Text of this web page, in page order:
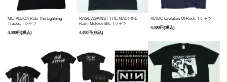
METALLICA Ride The Lightning
Tracks, Tシャツ
4,480円(税込)
RAGE AGAINST THE MACHINE
Ratm Molotov Blk, Tシャツ
4,480円(税込)
AC/DC Evolution Of Rock, Tシャツ
4,480円(税込)